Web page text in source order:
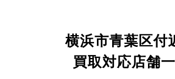
横浜市青葉区付
買取対応店舗